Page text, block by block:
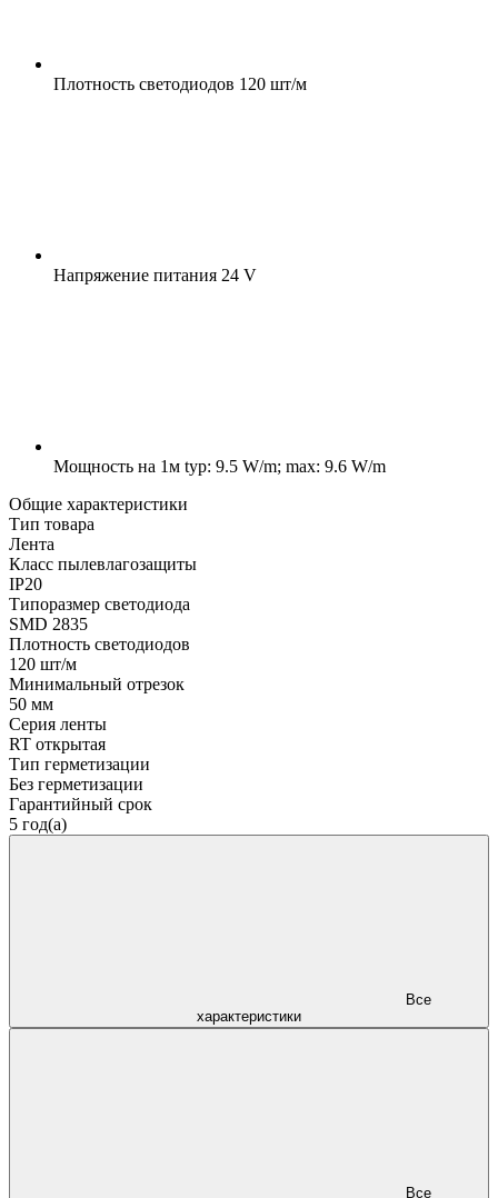
Плотность светодиодов 120 шт/м
Напряжение питания 24 V
Мощность на 1м typ: 9.5 W/m; max: 9.6 W/m
Общие характеристики
Тип товара
Лента
Класс пылевлагозащиты
IP20
Типоразмер светодиода
SMD 2835
Плотность светодиодов
120 шт/м
Минимальный отрезок
50 мм
Серия ленты
RT открытая
Тип герметизации
Без герметизации
Гарантийный срок
5 год(а)
характеристики